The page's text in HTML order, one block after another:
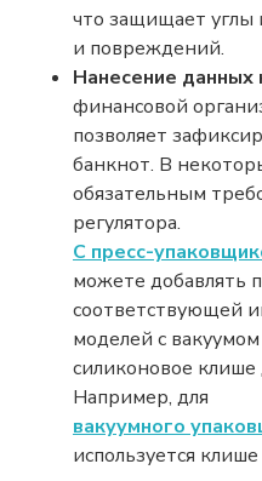
что защищает углы
и повреждений.
Нанесение данных
финансовой
позволяет
банкнот. В
обязательным
регулятора.
С пресс-
можете добавлять
соответствующей
моделей с
силиконовое клише
Например, для
вакуумного
используется